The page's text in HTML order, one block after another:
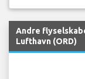
Andre
Lufthavn (ORD)